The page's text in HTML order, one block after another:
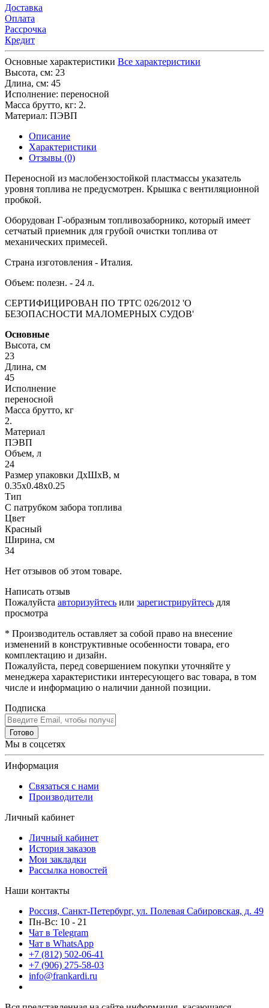
Доставка
Оплата
Рассрочка
Кредит
Основные характеристики Все характеристики
Высота, см: 23
Длина, см: 45
Исполнение: переносной
Масса брутто, кг: 2.
Материал: ПЭВП
Описание
Характеристики
Отзывы (0)
Переносной из маслобензостойкой пластмассы указатель
уровня топлива не предусмотрен. Крышка с вентиляционной
пробкой.
Оборудован Г-образным топливозаборнико, который имеет
сетчатый приемник для грубой очистки топлива от
механических примесей.
Страна изготовления - Италия.
Объем: полезн. - 24 л.
СЕРТИФИЦИРОВАН ПО ТРТС 026/2012 'О
БЕЗОПАСНОСТИ МАЛОМЕРНЫХ СУДОВ'
Основные
Высота, см
23
Длина, см
45
Исполнение
переносной
Масса брутто, кг
2.
Материал
ПЭВП
Объем, л
24
Размер упаковки ДхШхВ, м
0.35x0.48x0.25
Тип
С патрубком забора топлива
Цвет
Красный
Ширина, см
34
Нет отзывов об этом товаре.
Написать отзыв
Пожалуйста авторизуйтесь или зарегистрируйтесь для
просмотра
* Производитель оставляет за собой право на внесение
изменений в конструктивные особенности товара, его
комплектацию и дизайн.
Пожалуйста, перед совершением покупки уточняйте у
менеджера характеристики интересующего вас товара, в том
числе и информацию о наличии данной позиции.
Подписка
Готово
Мы в соцсетях
Информация
Связаться с нами
Производители
Личный кабинет
Личный кабинет
История заказов
Мои закладки
Рассылка новостей
Наши контакты
Россия, Санкт-Петербург, ул. Полевая Сабировская, д. 49
Пн-Вс: 10 - 21
Чат в Telegram
Чат в WhatsApp
+7 (812) 502-06-41
+7 (906) 275-58-03
info@frankardi.ru